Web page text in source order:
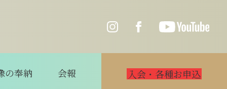
の奉納 会報 入会・各種お申込